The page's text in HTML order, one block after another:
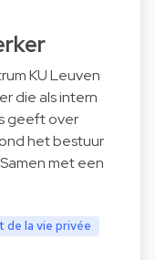
KU Leuven
die als intern
geeft over
het bestuur
met een
la vie privée